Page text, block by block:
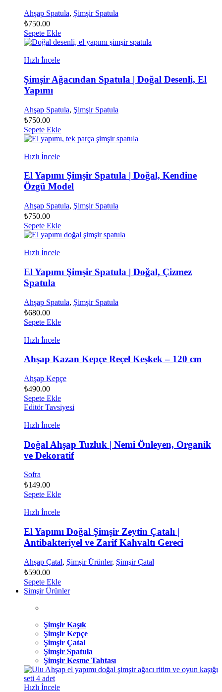
Ahşap Spatula, Şimşir Spatula
₺750.00
Sepete Ekle
Hızlı İncele
Şimşir Ağacından Spatula | Doğal Desenli, El
Yapımı
Ahşap Spatula, Şimşir Spatula
₺750.00
Sepete Ekle
Hızlı İncele
El Yapımı Şimşir Spatula | Doğal, Kendine
Özgü Model
Ahşap Spatula, Şimşir Spatula
₺750.00
Sepete Ekle
Hızlı İncele
El Yapımı Şimşir Spatula | Doğal, Çizmez
Spatula
Ahşap Spatula, Şimşir Spatula
₺680.00
Sepete Ekle
Hızlı İncele
Ahşap Kazan Kepçe Reçel Keşkek – 120 cm
Ahşap Kepçe
₺490.00
Sepete Ekle
Editör Tavsiyesi
Hızlı İncele
Doğal Ahşap Tuzluk | Nemi Önleyen, Organik
ve Dekoratif
Sofra
₺149.00
Sepete Ekle
Hızlı İncele
El Yapımı Doğal Şimşir Zeytin Çatalı |
Antibakteriyel ve Zarif Kahvaltı Gereci
Ahşap Çatal, Şimşir Ürünler, Şimşir Çatal
₺590.00
Sepete Ekle
Şimşir Ürünler
Şimşir Kaşık
Şimşir Kepçe
Şimşir Çatal
Şimşir Spatula
Şimşir Kesme Tahtası
Hızlı İncele